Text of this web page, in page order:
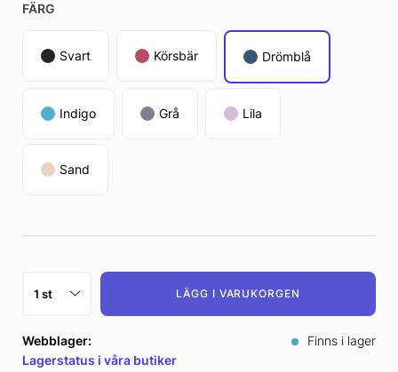
FÄRG
Svart Körsbär Drömblå
Indigo Grå Lila
Sand
LÄGG I VARUKORGEN
Webblager:
Finns i lager
Lagerstatus i våra butiker